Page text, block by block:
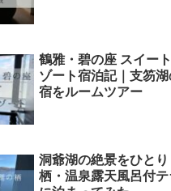
鶴雅・碧の座 スイー
ゾート宿泊記｜支笏
宿をルームツアー
洞爺湖の絶景をひと
栖・温泉露天風呂付